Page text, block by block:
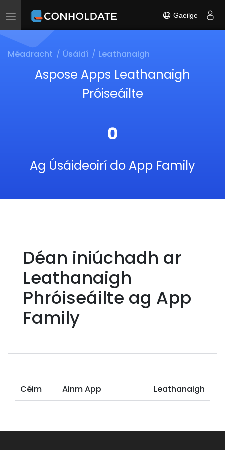
Toggle
Gaeilge
Méadracht Úsáidí Leathanaigh
Aspose Apps Leathanaigh
Próiseáilte
0
Ag Úsáideoirí do App Family
Déan iniúchadh ar
Leathanaigh
Phróiseáilte ag App
Family
Céim Ainm App Leathanaigh